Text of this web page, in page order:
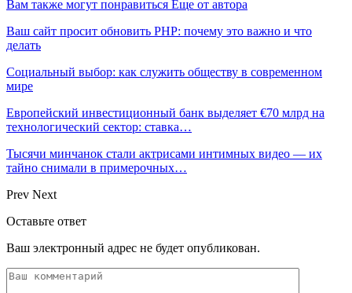
Вам также могут понравиться Еще от автора
Ваш сайт просит обновить PHP: почему это важно и что
делать
Социальный выбор: как служить обществу в современном
мире
Европейский инвестиционный банк выделяет €70 млрд на
технологический сектор: ставка…
Тысячи минчанок стали актрисами интимных видео — их
тайно снимали в примерочных…
Prev Next
Оставьте ответ
Ваш электронный адрес не будет опубликован.